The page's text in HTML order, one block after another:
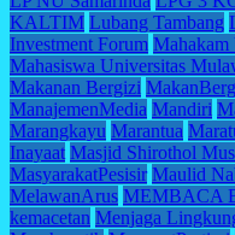
KALTIM Lubang Tambang
Investment Forum Mahakam
Mahasiswa Universitas
Makanan Bergizi
ManajemenMedia Mandiri
Marangkayu Marantua
Inayaat Masjid Shirothol
MasyarakatPesisir Maulid
MelawanArus MEMBACA
kemacetan Menjaga